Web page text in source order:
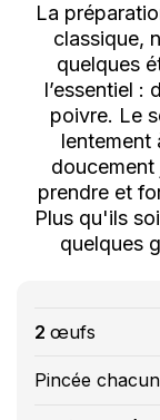
La
classique,
quelques
l’essentiel
poivre. Le
lentement
doucement
prendre et
Plus qu'ils
quelques
2 œufs
Pincée